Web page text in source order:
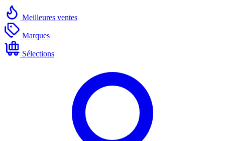
Meilleures ventes
Marques
Sélections